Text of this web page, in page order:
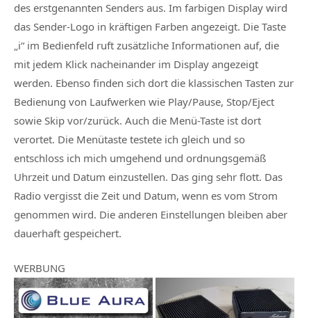
des erstgenannten Senders aus. Im farbigen Display wird
das Sender-Logo in kräftigen Farben angezeigt. Die Taste
„i“ im Bedienfeld ruft zusätzliche Informationen auf, die
mit jedem Klick nacheinander im Display angezeigt
werden. Ebenso finden sich dort die klassischen Tasten zur
Bedienung von Laufwerken wie Play/Pause, Stop/Eject
sowie Skip vor/zurück. Auch die Menü-Taste ist dort
verortet. Die Menütaste testete ich gleich und so
entschloss ich mich umgehend und ordnungsgemäß
Uhrzeit und Datum einzustellen. Das ging sehr flott. Das
Radio vergisst die Zeit und Datum, wenn es vom Strom
genommen wird. Die anderen Einstellungen bleiben aber
dauerhaft gespeichert.
WERBUNG